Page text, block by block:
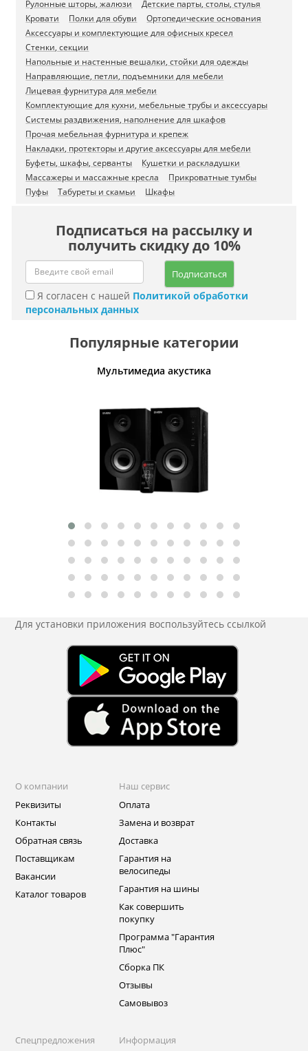
Рулонные шторы, жалюзи
Детские парты, столы, стулья
Кровати
Полки для обуви
Ортопедические основания
Аксессуары и комплектующие для офисных кресел
Стенки, секции
Напольные и настенные вешалки, стойки для одежды
Направляющие, петли, подъемники для мебели
Лицевая фурнитура для мебели
Комплектующие для кухни, мебельные трубы и аксессуары
Системы раздвижения, наполнение для шкафов
Прочая мебельная фурнитура и крепеж
Накладки, протекторы и другие аксессуары для мебели
Буфеты, шкафы, серванты
Кушетки и раскладушки
Массажеры и массажные кресла
Прикроватные тумбы
Пуфы
Табуреты и скамьи Шкафы
Подписаться на рассылку и
получить скидку до 10%
Подписаться
Я согласен с нашей Политикой обработки
персональных данных
Популярные категории
Мультимедиа акустика
Для установки приложения воспользуйтесь ссылкой
О компании
Реквизиты
Контакты
Обратная связь
Поставщикам
Вакансии
Каталог товаров
Наш сервис
Оплата
Замена и возврат
Доставка
Гарантия на
велосипеды
Гарантия на шины
Как совершить
покупку
Программа "Гарантия
Плюс"
Сборка ПК
Отзывы
Самовывоз
Спецпредложения
Информация